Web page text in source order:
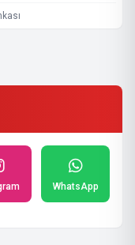
WhatsApp